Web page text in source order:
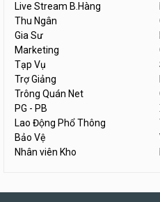
Live Stream B.Hàng
Thu Ngân
Gia Sư
Marketing
Tạp Vụ
Trợ Giảng
Trông Quán Net
PG - PB
Lao Động Phổ Thông
Bảo Vệ
Nhân viên Kho